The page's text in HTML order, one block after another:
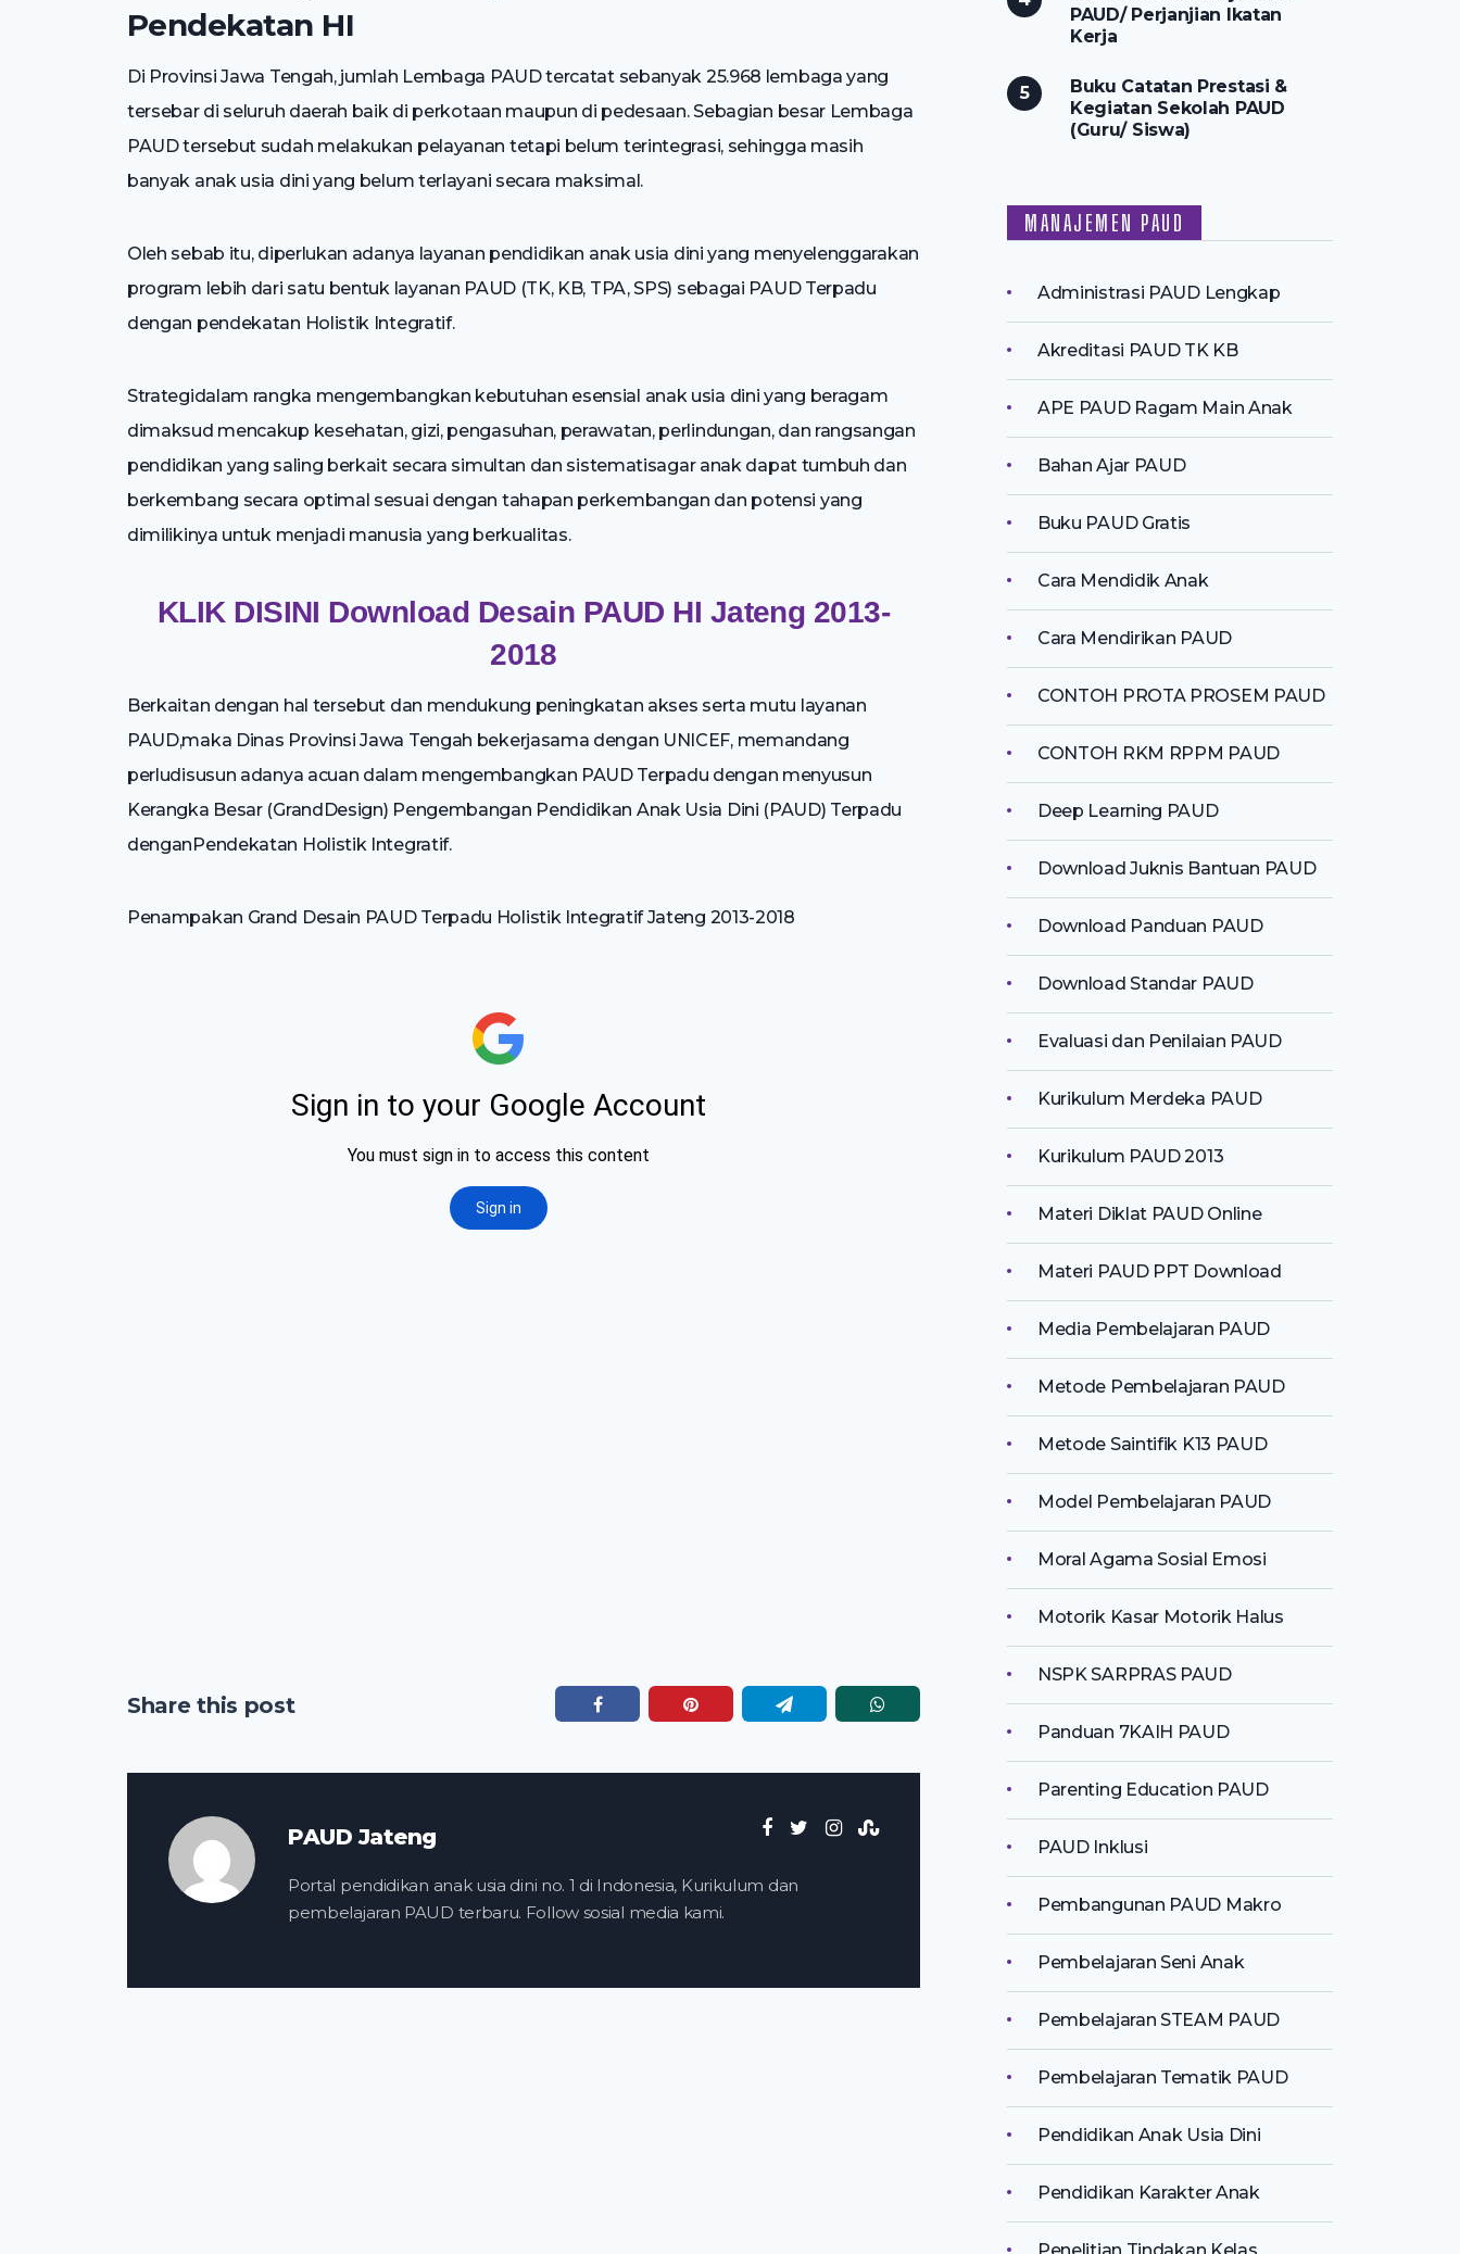
Pendekatan HI
Di Provinsi Jawa Tengah, jumlah Lembaga PAUD tercatat sebanyak 25.968 lembaga yang
tersebar di seluruh daerah baik di perkotaan maupun di pedesaan. Sebagian besar Lembaga
PAUD tersebut sudah melakukan pelayanan tetapi belum terintegrasi, sehingga masih
banyak anak usia dini yang belum terlayani secara maksimal.
Oleh sebab itu, diperlukan adanya layanan pendidikan anak usia dini yang menyelenggarakan
program lebih dari satu bentuk layanan PAUD (TK, KB, TPA, SPS) sebagai PAUD Terpadu
dengan pendekatan Holistik Integratif.
Strategidalam rangka mengembangkan kebutuhan esensial anak usia dini yang beragam
dimaksud mencakup kesehatan, gizi, pengasuhan, perawatan, perlindungan, dan rangsangan
pendidikan yang saling berkait secara simultan dan sistematisagar anak dapat tumbuh dan
berkembang secara optimal sesuai dengan tahapan perkembangan dan potensi yang
dimilikinya untuk menjadi manusia yang berkualitas.
KLIK DISINI Download Desain PAUD HI Jateng 2013-
2018
Berkaitan dengan hal tersebut dan mendukung peningkatan akses serta mutu layanan
PAUD,maka Dinas Provinsi Jawa Tengah bekerjasama dengan UNICEF, memandang
perludisusun adanya acuan dalam mengembangkan PAUD Terpadu dengan menyusun
Kerangka Besar (GrandDesign) Pengembangan Pendidikan Anak Usia Dini (PAUD) Terpadu
denganPendekatan Holistik Integratif.
Penampakan Grand Desain PAUD Terpadu Holistik Integratif Jateng 2013-2018
Share this post
PAUD Jateng
Portal pendidikan anak usia dini no. 1 di Indonesia, Kurikulum dan
pembelajaran PAUD terbaru. Follow sosial media kami.
PAUD/ Perjanjian Ikatan
Kerja
Buku Catatan Prestasi &
Kegiatan Sekolah PAUD
(Guru/ Siswa)
MANAJEMEN PAUD
Administrasi PAUD Lengkap
Akreditasi PAUD TK KB
APE PAUD Ragam Main Anak
Bahan Ajar PAUD
Buku PAUD Gratis
Cara Mendidik Anak
Cara Mendirikan PAUD
CONTOH PROTA PROSEM PAUD
CONTOH RKM RPPM PAUD
Deep Learning PAUD
Download Juknis Bantuan PAUD
Download Panduan PAUD
Download Standar PAUD
Evaluasi dan Penilaian PAUD
Kurikulum Merdeka PAUD
Kurikulum PAUD 2013
Materi Diklat PAUD Online
Materi PAUD PPT Download
Media Pembelajaran PAUD
Metode Pembelajaran PAUD
Metode Saintifik K13 PAUD
Model Pembelajaran PAUD
Moral Agama Sosial Emosi
Motorik Kasar Motorik Halus
NSPK SARPRAS PAUD
Panduan 7KAIH PAUD
Parenting Education PAUD
PAUD Inklusi
Pembangunan PAUD Makro
Pembelajaran Seni Anak
Pembelajaran STEAM PAUD
Pembelajaran Tematik PAUD
Pendidikan Anak Usia Dini
Pendidikan Karakter Anak